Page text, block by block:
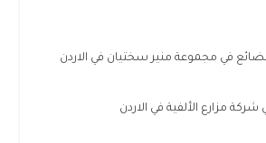
في مجموعة منير سختيان في الاردن
مزارع الألفية في الاردن